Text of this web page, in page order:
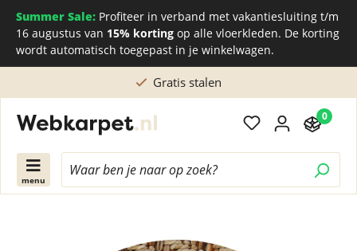
Summer Sale: Profiteer in verband met vakantiesluiting t/m
16 augustus van 15% korting op alle vloerkleden. De korting
wordt automatisch toegepast in je winkelwagen.
Rechtstreeks kopen bij de Nederlandse fabriek
menu
0